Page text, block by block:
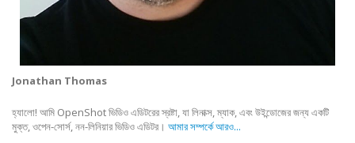
Jonathan Thomas
হ্যালো! আমি OpenShot ভিডিও এডিটরের স্রষ্টা, যা লিনাক্স, ম্যাক, এবং উইন্ডোজের জন্য একটি
মুক্ত, ওপেন-সোর্স, নন-লিনিয়ার ভিডিও এডিটর। আমার সম্পর্কে আরও...